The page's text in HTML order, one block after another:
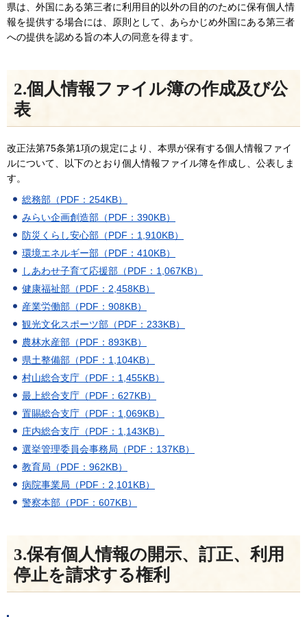
県は、外国にある第三者に利用目的以外の目的のために保有個人情
報を提供する場合には、原則として、あらかじめ外国にある第三者
への提供を認める旨の本人の同意を得ます。
2.個人情報ファイル簿の作成及び公
表
改正法第75条第1項の規定により、本県が保有する個人情報ファイ
ルについて、以下のとおり個人情報ファイル簿を作成し、公表しま
す。
総務部（PDF：254KB）
みらい企画創造部（PDF：390KB）
防災くらし安心部（PDF：1,910KB）
環境エネルギー部（PDF：410KB）
しあわせ子育て応援部（PDF：1,067KB）
健康福祉部（PDF：2,458KB）
産業労働部（PDF：908KB）
観光文化スポーツ部（PDF：233KB）
農林水産部（PDF：893KB）
県土整備部（PDF：1,104KB）
村山総合支庁（PDF：1,455KB）
最上総合支庁（PDF：627KB）
置賜総合支庁（PDF：1,069KB）
庄内総合支庁（PDF：1,143KB）
選挙管理委員会事務局（PDF：137KB）
教育局（PDF：962KB）
病院事業局（PDF：2,101KB）
警察本部（PDF：607KB）
3.保有個人情報の開示、訂正、利用
停止を請求する権利